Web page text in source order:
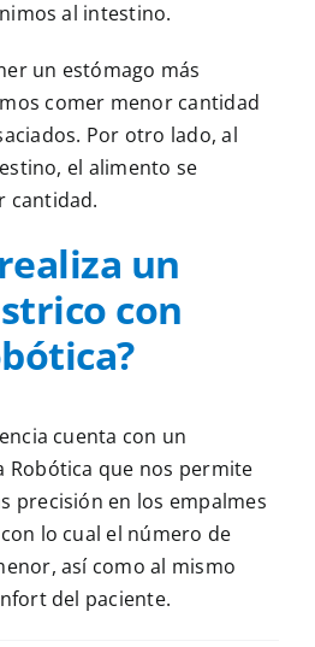
al intestino.
un estómago más
comer menor cantidad
Por otro lado, al
el alimento se
cantidad.
un
con
cuenta con un
Robótica que nos permite
precisión en los empalmes
lo cual el número de
así como al mismo
del paciente.